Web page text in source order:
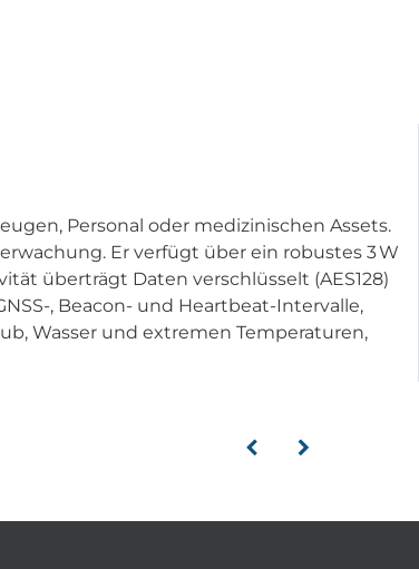
Personal oder medizinischen Assets.
Er verfügt über ein robustes 3 W
überträgt Daten verschlüsselt (AES128)
, Beacon- und Heartbeat-Intervalle,
Wasser und extremen Temperaturen,